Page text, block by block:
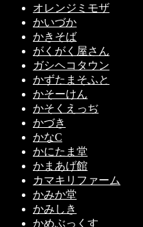
オレンジミモザ
かいづか
かきそば
がくがく屋さん
ガシヘコタウン
かずたまそふと
かそーけん
かそくえっぢ
かづき
かなC
かにたま堂
かまあげ館
カマキリファーム
かみか堂
かみしき
かめぶっくす